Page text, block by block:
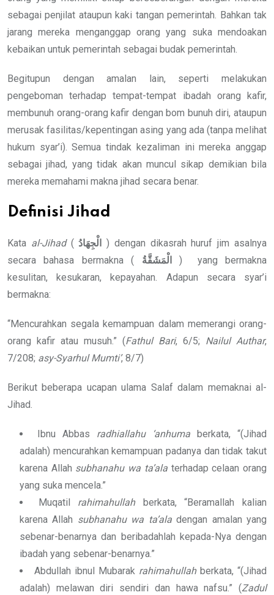
sebagai penjilat ataupun kaki tangan pemerintah. Bahkan tak
jarang mereka menganggap orang yang suka mendoakan
kebaikan untuk pemerintah sebagai budak pemerintah.
Begitupun dengan amalan lain, seperti melakukan
pengeboman terhadap tempat-tempat ibadah orang kafir,
membunuh orang-orang kafir dengan bom bunuh diri, ataupun
merusak fasilitas/kepentingan asing yang ada (tanpa melihat
hukum syar’i). Semua tindak kezaliman ini mereka anggap
sebagai jihad, yang tidak akan muncul sikap demikian bila
mereka memahami makna jihad secara benar.
Definisi Jihad
Kata al-Jihad (الْجِهَادُ
) dengan dikasrah huruf jim asalnya
secara bahasa bermakna ( الْمَشَقَّةُ
) yang bermakna
kesulitan, kesukaran, kepayahan. Adapun secara syar’i
bermakna:
“Mencurahkan segala kemampuan dalam memerangi orang-
orang kafir atau musuh.” (Fathul Bari, 6/5; Nailul Authar,
7/208; asy-Syarhul Mumti’, 8/7)
Berikut beberapa ucapan ulama Salaf dalam memaknai al-
Jihad.
Ibnu Abbas radhiallahu ‘anhuma berkata, “(Jihad
adalah) mencurahkan kemampuan padanya dan tidak takut
karena Allah subhanahu wa ta’alaterhadap celaan orang
yang suka mencela.”
Muqatil rahimahullahberkata, “Beramallah kalian
karena Allah subhanahu wa ta’aladengan amalan yang
sebenar-benarnya dan beribadahlah kepada-Nya dengan
ibadah yang sebenar-benarnya.”
Abdullah ibnul Mubarak rahimahullahberkata, “(Jihad
adalah) melawan diri sendiri dan hawa nafsu.” (Zadul